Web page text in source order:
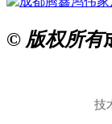
© 版权所有
技